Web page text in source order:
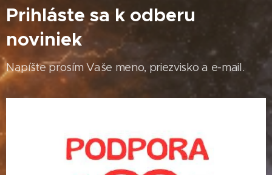
Prihláste sa k odberu
noviniek
Napíšte prosím Vaše meno, priezvisko a e-mail.